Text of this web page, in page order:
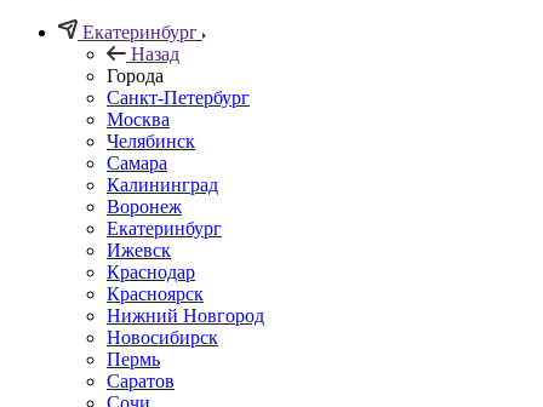
Екатеринбург
Назад
Города
Санкт-Петербург
Москва
Челябинск
Самара
Калининград
Воронеж
Екатеринбург
Ижевск
Краснодар
Красноярск
Нижний Новгород
Новосибирск
Пермь
Саратов
Сочи